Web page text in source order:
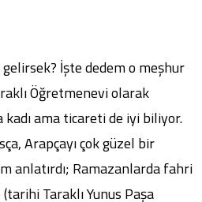
İşte dedem o meşhur
Öğretmenevi olarak
kadı ama ticareti de iyi biliyor.
Arapçayı çok güzel bir
anlatırdı; Ramazanlarda fahri
Taraklı Yunus Paşa